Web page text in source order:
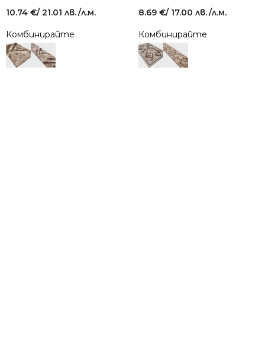
10.74 €/ 21.01 лв./л.м.
Комбинирайте
8.69 €/ 17.00 лв./л.м.
Комбинирайте